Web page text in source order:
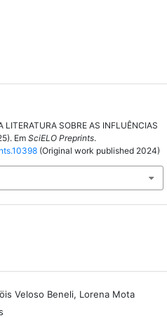
LITERATURA SOBRE AS INFLUÊNCIAS
Em SciELO Preprints.
(Original work published 2024)
Veloso Beneli, Lorena Mota